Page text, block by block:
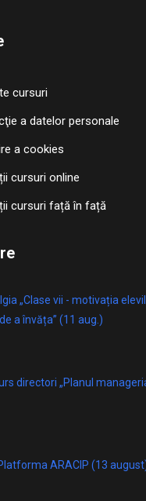
cursuri
a datelor personale
a cookies
cursuri online
cursuri față în față
„Clase vii - motivația
a învăța” (11 aug.)
directori „Planul
ARACIP (13